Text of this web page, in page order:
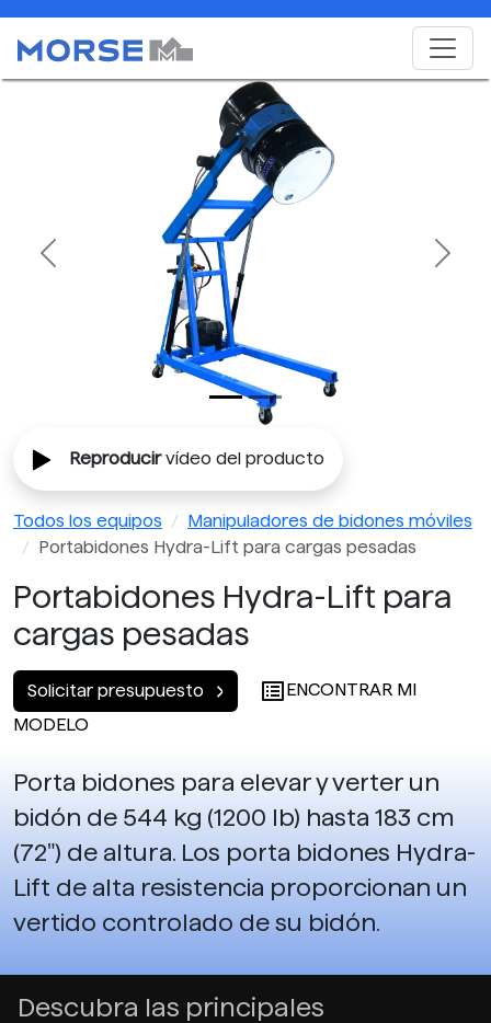
Previous Next
Reproducirvídeo del producto
Todos los equipos
Manipuladores de bidones móviles
Portabidones Hydra-Lift para cargas pesadas
Portabidones Hydra-Lift para
cargas pesadas
Solicitar presupuesto
ENCONTRAR MI
MODELO
Porta bidones para elevar y verter un
bidón de 544 kg (1200 lb) hasta 183 cm
(72") de altura. Los porta bidones Hydra-
Lift de alta resistencia proporcionan un
vertido controlado de su bidón.
Descubra las principales